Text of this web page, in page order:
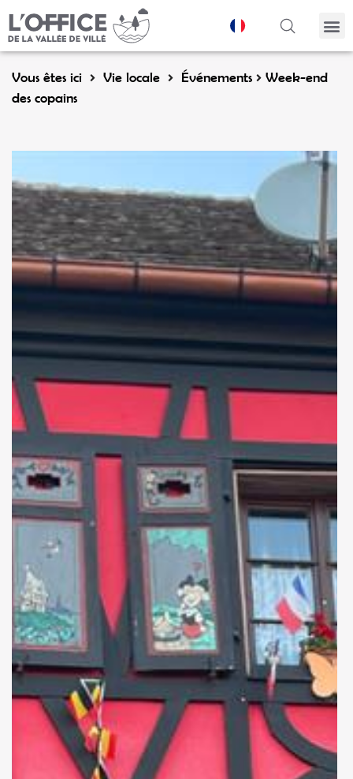
Vous êtes ici Vie locale Événements
Week-end
des copains
Panneau de gestion des cookies